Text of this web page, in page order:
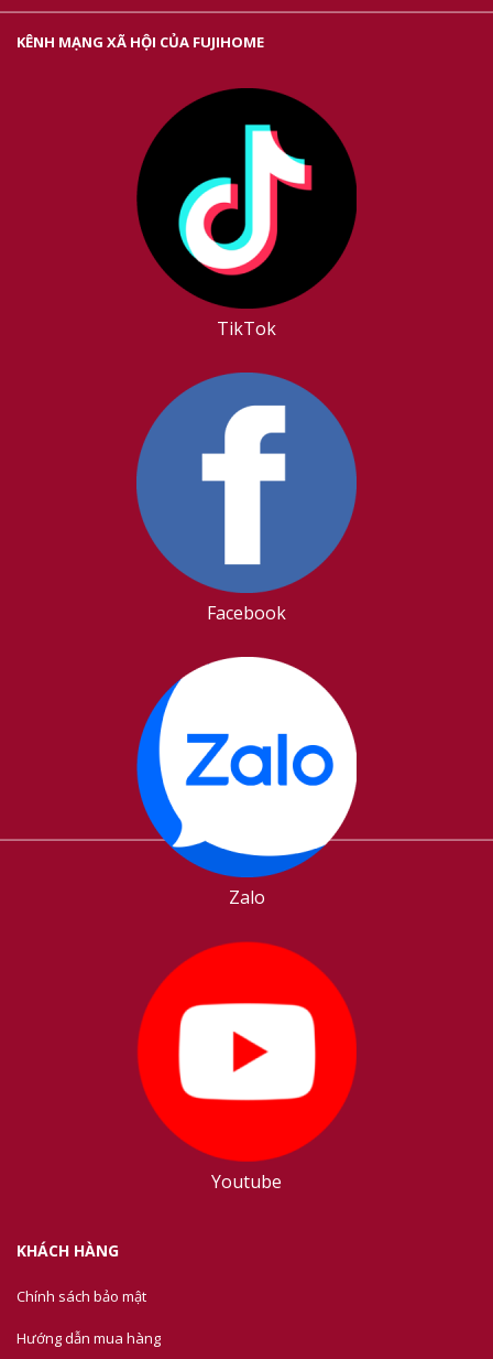
KÊNH MẠNG XÃ HỘI CỦA FUJIHOME
TikTok
Facebook
Zalo
Youtube
KHÁCH HÀNG
Chính sách bảo mật
Hướng dẫn mua hàng